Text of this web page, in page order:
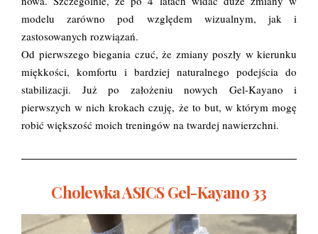
modelu zarówno pod względem wizualnym, jak i
zastosowanych rozwiązań.
Od pierwszego biegania czuć, że zmiany poszły w kierunku
miękkości, komfortu i bardziej naturalnego podejścia do
stabilizacji. Już po założeniu nowych Gel-Kayano i
pierwszych w nich krokach czuję, że to but, w którym mogę
robić większość moich treningów na twardej nawierzchni.
Cholewka ASICS Gel-Kayano 33